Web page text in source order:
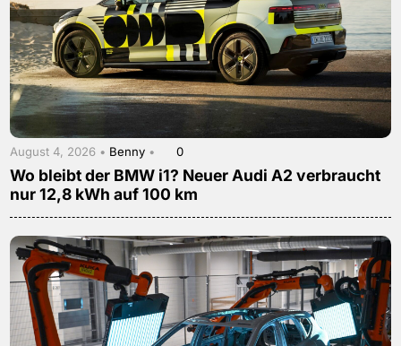
August 4, 2026 • Benny • 0
Wo bleibt der BMW i1? Neuer Audi A2 verbraucht
nur 12,8 kWh auf 100 km